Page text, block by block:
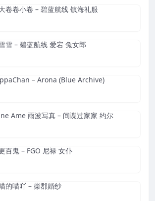
卷卷小卷 – 碧蓝航线 镇海礼服
雪 – 碧蓝航线 爱宕 兔女郎
– Arona (Blue Archive)
Ame 雨波写真 – 间谍过家家 约尔
百鬼 – FGO 尼禄 女仆
的喵吖 – 柴郡婚纱